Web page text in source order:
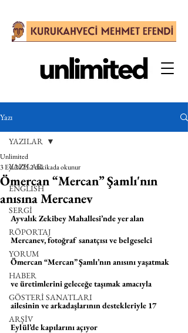
Yazı
YAZILAR
ENGLISH
SERGİ
RÖPORTAJ
YORUM
HABER
GÖSTERİ SANATLARI
ARŞİV
YAZILAR
Ömercan “Mercan” Şamlı'nın
anısına Mercanev
Unlimited
3 Eyl 20252 dakikada okunur
Ayvalık Zekibey Mahallesi’nde yer alan
Mercanev, fotoğraf sanatçısı ve belgeselci
Ömercan “Mercan” Şamlı’nın anısını yaşatmak
ve üretimlerini geleceğe taşımak amacıyla
ailesinin ve arkadaşlarının destekleriyle 17
Eylül’de kapılarını açıyor